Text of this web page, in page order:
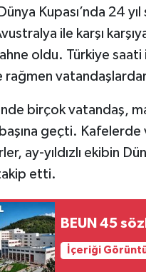
Kupası’nda 24
Avustralya ile karşı
oldu. Türkiye
rağmen
birçok vatandaş,
geçti. Kafelerde
ay-yıldızlı ekibin
etti.
BEUN 45
İçeriği